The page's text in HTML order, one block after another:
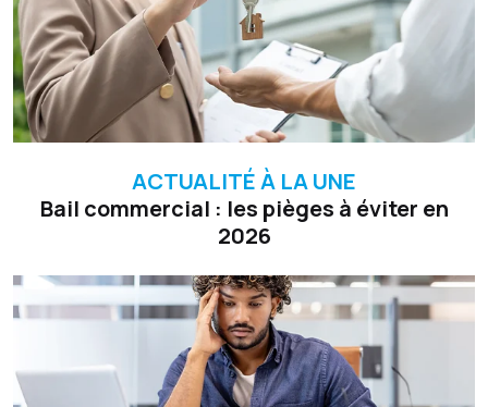
ACTUALITÉ À LA UNE
Bail commercial : les pièges à éviter en
2026